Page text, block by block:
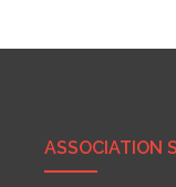
ASSOCIATION